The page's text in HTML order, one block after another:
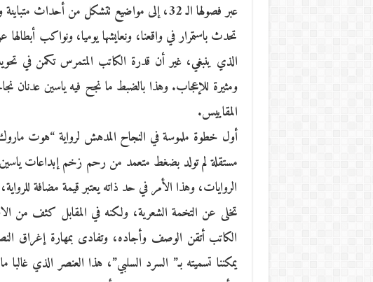
عبر فصولها الـ 32، إلى مواضيع تتشكل من أحداث
تحدث باستمرار في واقعنا، ونعايشها يوميا، ونواكب أبطالها
الذي ينبغي، غير أن قدرة الكاتب المتمرس تكمن في
ومثيرة للإعجاب. وهذا بالضبط ما نجح فيه ياسين عدنان
المقاييس.
أول خطوة ملموسة في النجاح المدهش لرواية “هوت
مستقلة لم تولد بضغط متعمد من رحم زخم إبداعات ياسين
الروايات، وهذا الأمر في حد ذاته يعتبر قيمة مضافة
تخلى عن التخمة الشعرية، ولكنه في المقابل كثف من
الكاتب أتقن الوصف وأجاده، وتفادى بمهارة إغراق
يمكننا تسميته بـ” السرد السلبي”، هذا العنصر الذي غالبا